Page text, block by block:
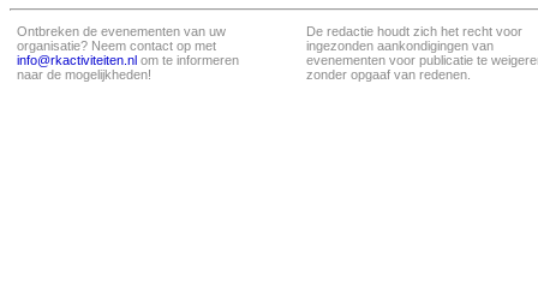
Ontbreken de evenementen van uw
organisatie? Neem contact op met
info@rkactiviteiten.nl om te informeren
naar de mogelijkheden!
De redactie houdt zich het recht voor
ingezonden aankondigingen van
evenementen voor publicatie te
zonder opgaaf van redenen.